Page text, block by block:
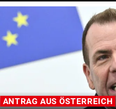
ANTRAG AUS ÖSTERREICH